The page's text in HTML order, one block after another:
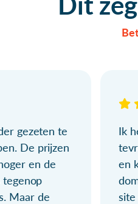
gezeten te
De prijzen
en de
tegenop
Maar de
Ik
en